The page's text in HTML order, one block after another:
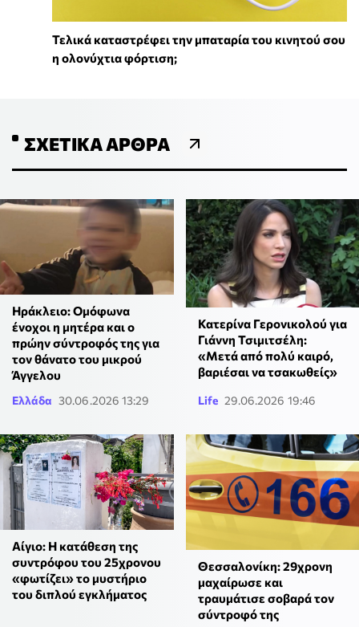
Τελικά καταστρέφει την μπαταρία του κινητού σου
η ολονύχτια φόρτιση;
ΣΧΕΤΙΚΆ ΆΡΘΡΑ
Ηράκλειο: Ομόφωνα
ένοχοι η μητέρα και ο
πρώην σύντροφός της για
τον θάνατο του μικρού
Άγγελου
Ελλάδα 30.06.2026 13:29
Κατερίνα Γερονικολού για
Γιάννη Τσιμιτσέλη:
«Μετά από πολύ καιρό,
βαριέσαι να τσακωθείς»
Life 29.06.2026 19:46
Αίγιο: Η κατάθεση της
συντρόφου του 25χρονου
«φωτίζει» το μυστήριο
του διπλού εγκλήματος
Θεσσαλονίκη: 29χρονη
μαχαίρωσε και
τραυμάτισε σοβαρά τον
σύντροφό της